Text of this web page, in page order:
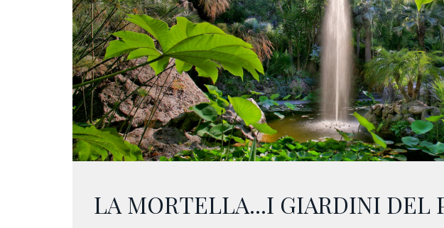
LA MORTELLA...I GIARDINI DEL